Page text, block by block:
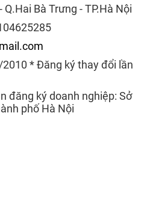
Bà Trưng - TP.Hà Nội
* Đăng ký thay đổi lần
đăng ký doanh nghiệp: Sở
phố Hà Nội